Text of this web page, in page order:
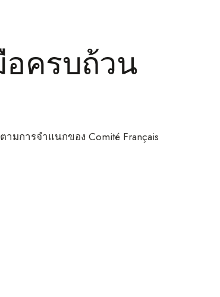
อครบถ้วน
ตามการจำแนกของ Comité Français